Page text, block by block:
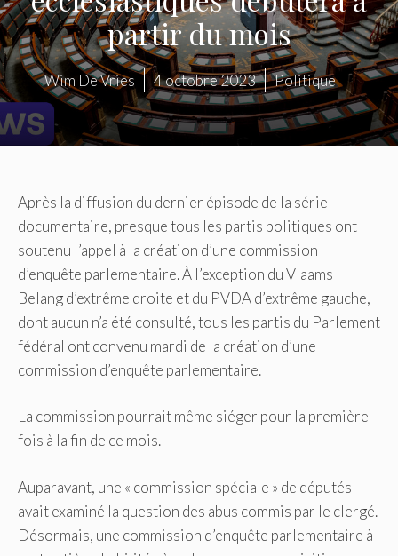
partir du mois
Wim De Vries 4 octobre 2023 Politique
Après la diffusion du dernier épisode de la série
documentaire, presque tous les partis politiques ont
soutenu l’appel à la création d’une commission
d’enquête parlementaire. À l’exception du Vlaams
Belang d’extrême droite et du PVDA d’extrême gauche,
dont aucun n’a été consulté, tous les partis du Parlement
fédéral ont convenu mardi de la création d’une
commission d’enquête parlementaire.
La commission pourrait même siéger pour la première
fois à la fin de ce mois.
Auparavant, une « commission spéciale » de députés
avait examiné la question des abus commis par le clergé.
Désormais, une commission d’enquête parlementaire à